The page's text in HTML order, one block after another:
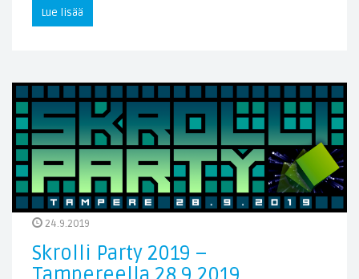
Lue lisää
24.9.2019
Skrolli Party 2019 –